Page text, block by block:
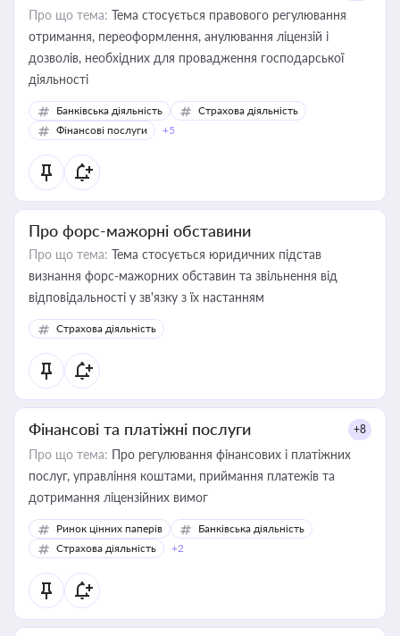
Про що тема: Тема стосується правового регулювання
отримання, переоформлення, анулювання ліцензій і
дозволів, необхідних для провадження господарської
діяльності
Банківська діяльність
Страхова діяльність
Фінансові послуги
+5
Про форс-мажорні обставини
Про що тема: Тема стосується юридичних підстав
визнання форс-мажорних обставин та звільнення від
відповідальності у зв'язку з їх настанням
Страхова діяльність
Фінансові та платіжні послуги +8
Про що тема: Про регулювання фінансових і платіжних
послуг, управління коштами, приймання платежів та
дотримання ліцензійних вимог
Ринок цінних паперів
Банківська діяльність
Страхова діяльність
+2